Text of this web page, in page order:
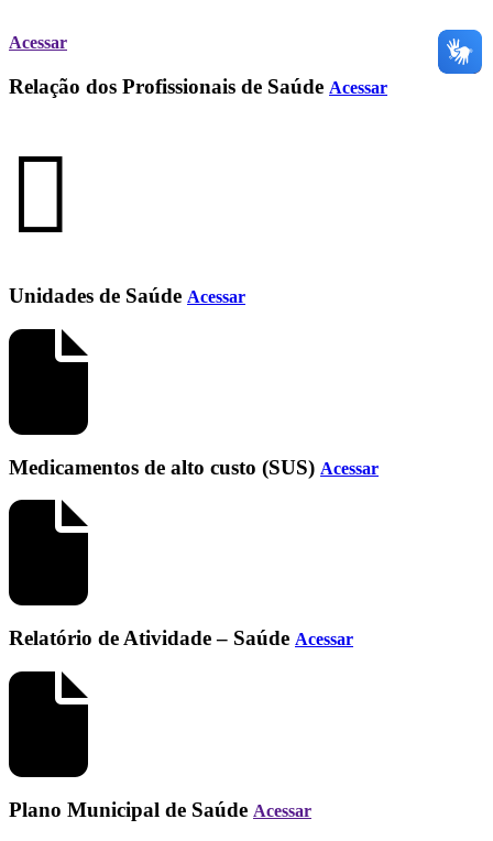
Acessar
Relação dos Profissionais de Saúde Acessar
Unidades de Saúde Acessar
Medicamentos de alto custo (SUS) Acessar
Relatório de Atividade – Saúde Acessar
Plano Municipal de Saúde Acessar